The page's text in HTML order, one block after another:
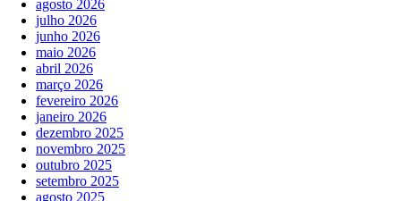
agosto 2026
julho 2026
junho 2026
maio 2026
abril 2026
março 2026
fevereiro 2026
janeiro 2026
dezembro 2025
novembro 2025
outubro 2025
setembro 2025
agosto 2025